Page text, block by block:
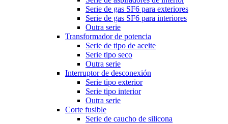
Serie de gas SF6 para exteriores
Serie de gas SF6 para interiores
Outra serie
Transformador de potencia
Serie de tipo de aceite
Serie tipo seco
Outra serie
Interruptor de desconexión
Serie tipo exterior
Serie tipo interior
Outra serie
Corte fusible
Serie de caucho de silicona